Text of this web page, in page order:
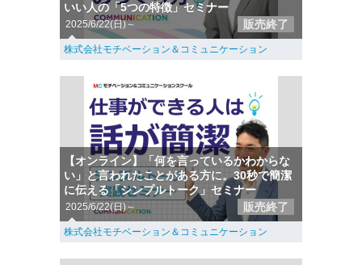
いい人の「5つの特徴」セミナー
2025/6/22(日)～ 販売終了
株式会社モチベーション＆コミュニケーション
【オンライン】「何を言っているかわからな
い」と言われたことがある方に。30秒で簡潔
に伝える「シンプルトーク」セミナー
2025/6/22(日)～ 販売終了
株式会社モチベーション＆コミュニケーション